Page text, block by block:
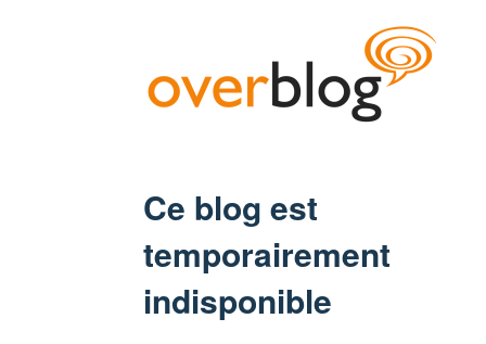
Ce blog est
temporairement
indisponible